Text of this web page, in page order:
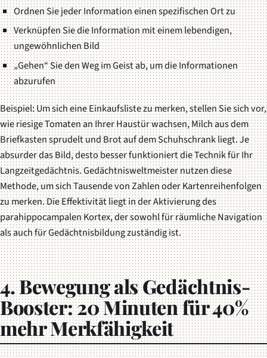
Ordnen Sie jeder Information einen spezifischen Ort zu
Verknüpfen Sie die Information mit einem lebendigen,
ungewöhnlichen Bild
„Gehen“ Sie den Weg im Geist ab, um die Informationen
abzurufen
Beispiel: Um sich eine Einkaufsliste zu merken, stellen Sie sich vor,
wie riesige Tomaten an Ihrer Haustür wachsen, Milch aus dem
Briefkasten sprudelt und Brot auf dem Schuhschrank liegt. Je
absurder das Bild, desto besser funktioniert die Technik für Ihr
Langzeitgedächtnis. Gedächtnisweltmeister nutzen diese
Methode, um sich Tausende von Zahlen oder Kartenreihenfolgen
zu merken. Die Effektivität liegt in der Aktivierung des
parahippocampalen Kortex, der sowohl für räumliche Navigation
als auch für Gedächtnisbildung zuständig ist.
4. Bewegung als Gedächtnis-
Booster: 20 Minuten für 40%
mehr Merkfähigkeit